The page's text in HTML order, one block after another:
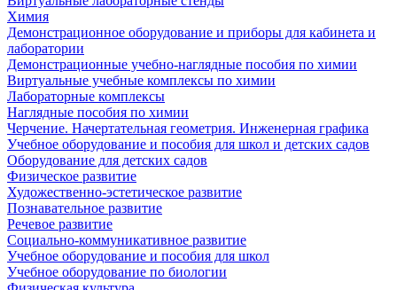
Химия
Демонстрационное оборудование и приборы для кабинета и
лаборатории
Демонстрационные учебно-наглядные пособия по химии
Виртуальные учебные комплексы по химии
Лабораторные комплексы
Наглядные пособия по химии
Черчение. Начертательная геометрия. Инженерная графика
Учебное оборудование и пособия для школ и детских садов
Оборудование для детских садов
Физическое развитие
Художественно-эстетическое развитие
Познавательное развитие
Речевое развитие
Социально-коммуникативное развитие
Учебное оборудование и пособия для школ
Учебное оборудование по биологии